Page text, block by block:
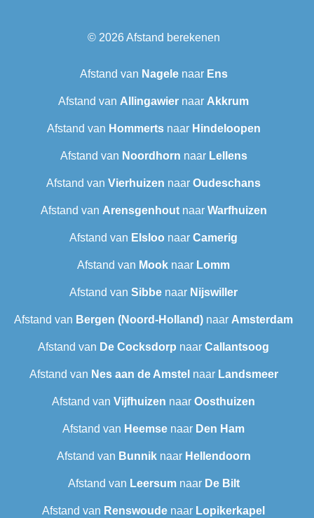
© 2026Afstand berekenen
Afstand van Nagelenaar Ens
Afstand van Allingawier naar Akkrum
Afstand van Hommertsnaar Hindeloopen
Afstand van Noordhorn naar Lellens
Afstand van Vierhuizen naar Oudeschans
Afstand van Arensgenhoutnaar Warfhuizen
Afstand van Elsloo naar Camerig
Afstand van Mook naar Lomm
Afstand van Sibbe naar Nijswiller
Afstand van Bergen (Noord-Holland) naar Amsterdam
Afstand van De Cocksdorp naar Callantsoog
Afstand van Nes aan de Amstel naar Landsmeer
Afstand van Vijfhuizen naar Oosthuizen
Afstand van Heemse naar Den Ham
Afstand van Bunniknaar Hellendoorn
Afstand van Leersumnaar De Bilt
Afstand van Renswoude naar Lopikerkapel